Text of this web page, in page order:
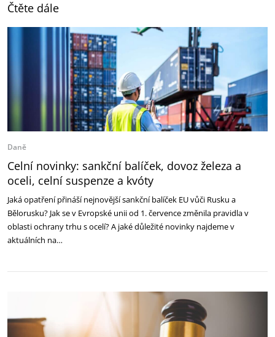
Čtěte dále
Daně
Celní novinky: sankční balíček, dovoz železa a
oceli, celní suspenze a kvóty
Jaká opatření přináší nejnovější sankční balíček EU vůči Rusku a
Bělorusku? Jak se v Evropské unii od 1. července změnila pravidla v
oblasti ochrany trhu s ocelí? A jaké důležité novinky najdeme v
aktuálních na…